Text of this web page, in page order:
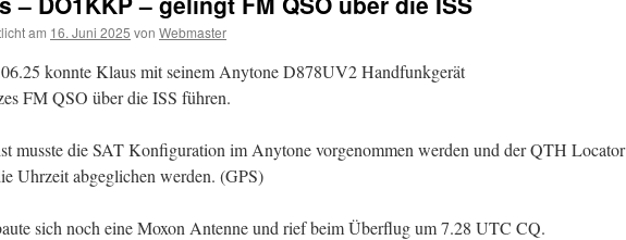
am 16. Juni 2025 von Webmaster
konnte Klaus mit seinem Anytone D878UV2 Handfunkgerät
FM QSO über die ISS führen.
musste die SAT Konfiguration im Anytone vorgenommen werden und der QTH Locator
Uhrzeit abgeglichen werden. (GPS)
sich noch eine Moxon Antenne und rief beim Überflug um 7.28 UTC CQ.